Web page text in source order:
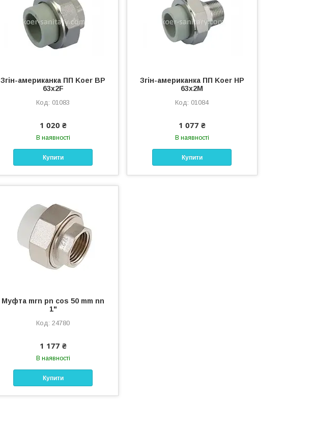
Згін-американка ПП Koer ВР
63x2F
01083
1 020 ₴
В наявності
Купити
Згін-американка ПП Koer НР
63x2M
01084
1 077 ₴
В наявності
Купити
Муфта mrn pn cos 50 mm nn
1"
24780
1 177 ₴
В наявності
Купити